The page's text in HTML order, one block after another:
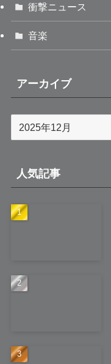
衝撃ニュース
音楽
アーカイブ
ブ
人気記事